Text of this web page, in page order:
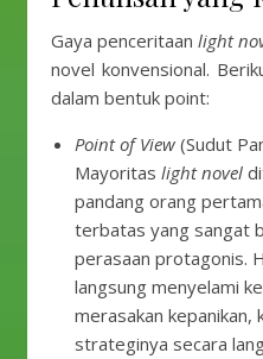
Gaya penceritaan light
novel konvensional.
dalam bentuk point:
Point of View (Sudut
Mayoritas light novel
pandang orang
terbatas yang sangat
perasaan protagonis.
langsung menyelami
merasakan kepanikan,
strateginya secara